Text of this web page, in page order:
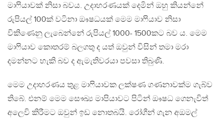
මාෆියාවක් නිසා බවය. උදාහරණයක් දෙමින් ඔහු කියන්නේ
රුපියල් 100ක් වටිනා ඖෂධයක් මෙම මාෆියාව නිසා
විකිණෙනු ලැබෙන්නේ රුපියල් 1000- 1500කට බව ය. මෙම
මාෆියාව කොතරම් බලගතු ද යත් ඔවුන් විසින් තමා මරා
දමන්නට හැකි බව ද ඇමැතිවරයා පවසා තිබුණි.
මෙම උදාහරණය තුළ මාෆියාවක ලක්ෂණ ගණනාවක්ම ගැබ්ව
තිබේ. එනම් මෙම සෞඛ්‍ය මාපියාවට පිටින් ඖෂධ ගෙනැවිත්
අලෙවි කිරීමට ඔවුන් ඉඩ නොතබයි. රෝගීන් ගැන අඔමල්